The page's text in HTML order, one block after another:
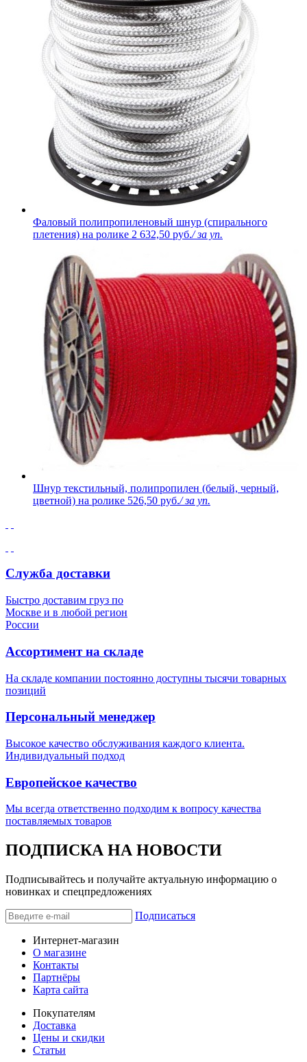
Фаловый полипропиленовый шнур (спирального
плетения) на ролике 2 632,50 руб./ за уп.
Шнур текстильный, полипропилен (белый, черный,
цветной) на ролике 526,50 руб./ за уп.
Служба доставки
Быстро доставим груз по
Москве и в любой регион
России
Ассортимент на складе
На складе компании постоянно доступны тысячи товарных
позиций
Персональный менеджер
Высокое качество обслуживания каждого клиента.
Индивидуальный подход
Европейское качество
Мы всегда ответственно подходим к вопросу качества
поставляемых товаров
ПОДПИСКА НА НОВОСТИ
Подписывайтесь и получайте актуальную информацию о
новинках и спецпредложениях
Подписаться
Интернет-магазин
О магазине
Контакты
Партнёры
Карта сайта
Покупателям
Доставка
Цены и скидки
Статьи